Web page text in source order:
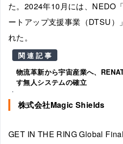
た。2024年10月には、NEDO
ートアップ支援事業（DTSU）
れた。
関連記事
物流革新から宇宙産業へ、
す無人システムの確立
株式会社Magic Shields
GET IN THE RING Global